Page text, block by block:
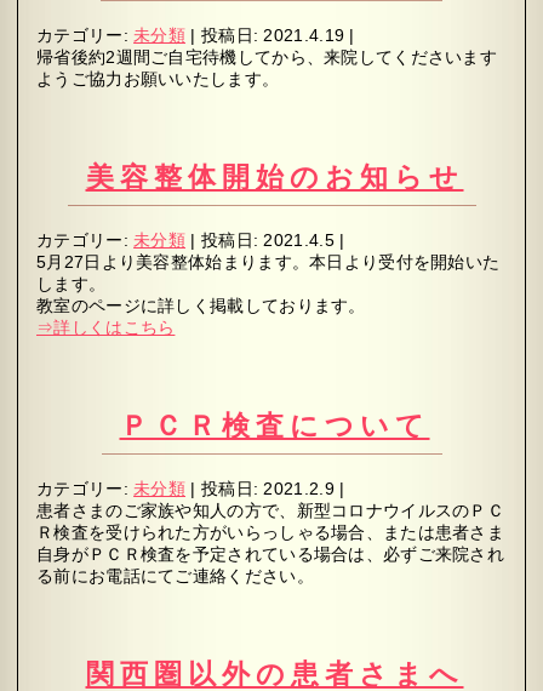
カテゴリー:未分類 | 投稿日: 2021.4.19 |
帰省後約2週間ご自宅待機してから、来院してくださいます
ようご協力お願いいたします。
美容整体開始のお知らせ
カテゴリー:未分類 | 投稿日: 2021.4.5|
5月27日より美容整体始まります。本日より受付を開始いた
します。
教室のページに詳しく掲載しております。
⇒詳しくはこちら
ＰＣＲ検査について
カテゴリー:未分類 | 投稿日: 2021.2.9|
患者さまのご家族や知人の方で、新型コロナウイルスのＰＣ
Ｒ検査を受けられた方がいらっしゃる場合、または患者さま
自身がＰＣＲ検査を予定されている場合は、必ずご来院され
る前にお電話にてご連絡ください。
関西圏以外の患者さまへ